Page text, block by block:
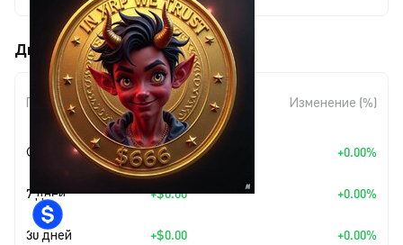
Движения цены 666 (666)
Период
Изменение
суммы
Изменение (%)
Сегодня +$0.00 +0.00%
7 дней +$0.00 +0.00%
30 дней +$0.00 +0.00%